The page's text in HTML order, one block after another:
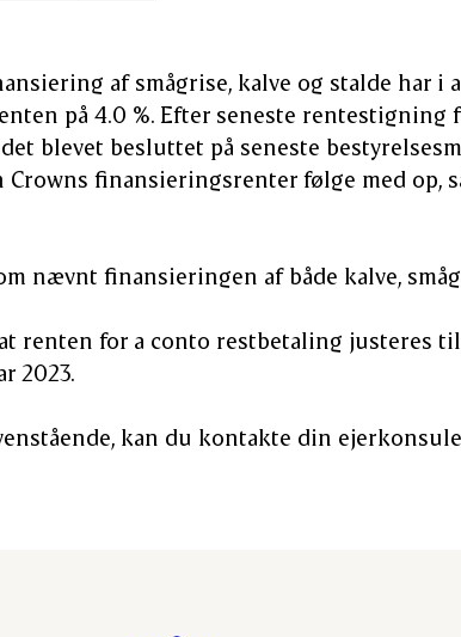
af smågrise, kalve og stalde har i
på 4.0 %. Efter seneste rentestigning
blevet besluttet på seneste
Crowns finansieringsrenter følge med op,
nævnt finansieringen af både kalve,
renten for a conto restbetaling justeres til
2023.
kan du kontakte din